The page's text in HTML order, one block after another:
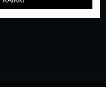
KLAUKKALA